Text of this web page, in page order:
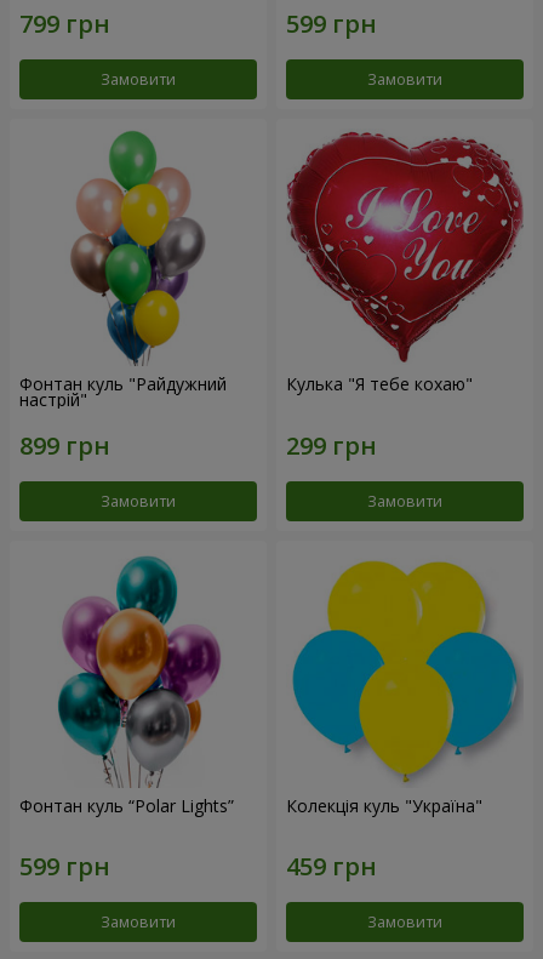
Замовити Замовити
Фонтан куль "Райдужний
настрій"
Замовити
Кулька "Я тебе кохаю"
Замовити
Фонтан куль “Polar Lights”
Замовити
Колекція куль "Україна"
Замовити